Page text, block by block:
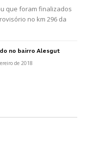
que foram finalizados
no km 296 da
no bairro Alesgut
de 2018